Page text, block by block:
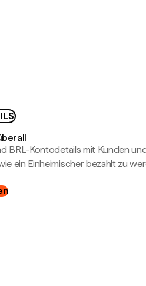
BRL-Kontodetails mit Kunden
ein Einheimischer bezahlt zu